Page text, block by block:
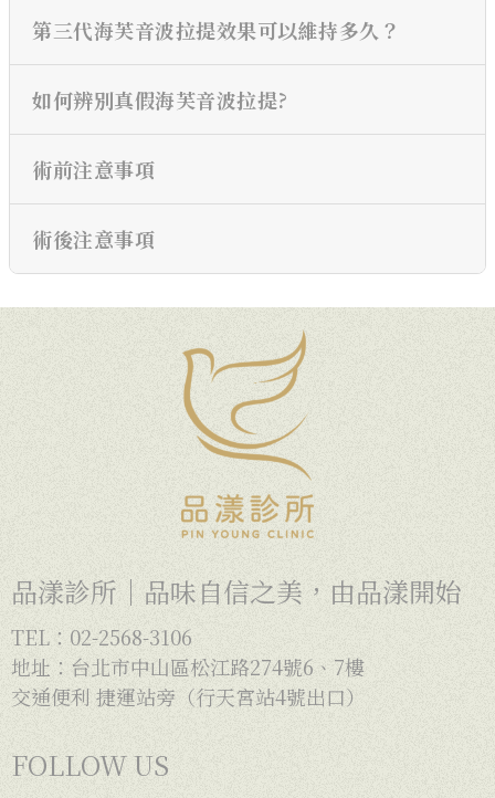
第三代海芙音波拉提效果可以維持多久？
如何辨別真假海芙音波拉提?
術前注意事項
術後注意事項
品漾診所｜品味自信之美，由品漾開始
TEL：02-2568-3106
地址：台北市中山區松江路274號6、7樓
交通便利 捷運站旁（行天宮站4號出口）
FOLLOW US